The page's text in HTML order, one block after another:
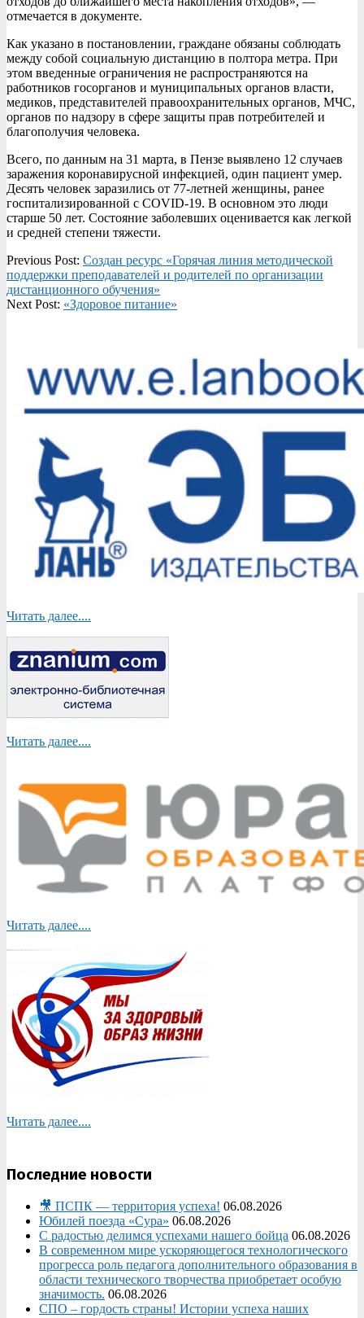
отмечается в документе.
Как указано в постановлении, граждане обязаны соблюдать
между собой социальную дистанцию в полтора метра. При
этом введенные ограничения не распространяются на
работников госорганов и муниципальных органов власти,
медиков, представителей правоохранительных органов, МЧС,
органов по надзору в сфере защиты прав потребителей и
благополучия человека.
Всего, по данным на 31 марта, в Пензе выявлено 12 случаев
заражения коронавирусной инфекцией, один пациент умер.
Десять человек заразились от 77-летней женщины, ранее
госпитализированной с COVID-19. В основном это люди
старше 50 лет. Состояние заболевших оценивается как легкой
и средней степени тяжести.
2020-
04-
02
Previous Post: Создан ресурс «Горячая линия методической
поддержки преподавателей и родителей по организации
дистанционного обучения»
Next Post: «Здоровое питание»
Читать далее....
Читать далее....
Читать далее....
Читать далее....
Последние новости
🎥 ПСПК — территория успеха! 06.08.2026
Юбилей поезда «Сура» 06.08.2026
С радостью делимся успехами нашего бойца 06.08.2026
В современном мире ускоряющегося технологического
прогресса роль педагога дополнительного образования в
области технического творчества приобретает особую
значимость. 06.08.2026
СПО – гордость страны! Истории успеха наших